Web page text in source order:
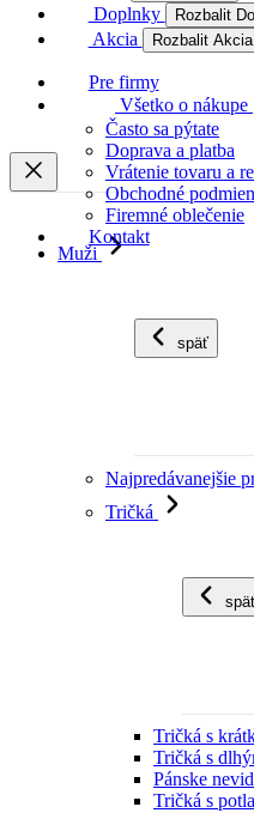
Doplnky Rozbalit
Akcia Rozbalit Akcia
Pre firmy
Všetko o nákupe
Často sa pýtate
Doprava a platba
Vrátenie tovaru a
Obchodné
Firemné oblečenie
Kontakt
Muži
späť
Najpredávanejšie
Tričká
Tričká s
Tričká s
Pánske
Tričká s